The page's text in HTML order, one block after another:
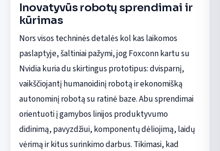
Inovatyvūs robotų sprendimai ir
kūrimas
Nors visos techninės detalės kol kas laikomos
paslaptyje, šaltiniai pažymi, jog Foxconn kartu su
Nvidia kuria du skirtingus prototipus: dvisparnį,
vaikščiojantį humanoidinį robotą ir ekonomišką
autonominį robotą su ratinė baze. Abu sprendimai
orientuoti į gamybos linijos produktyvumo
didinimą, pavyzdžiui, komponentų dėliojimą, laidų
vėrimą ir kitus surinkimo darbus. Tikimasi, kad